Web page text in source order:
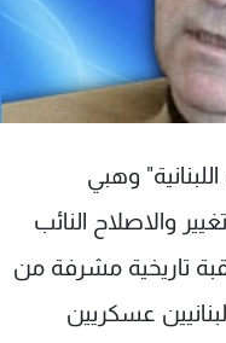
وهبي
والاصلاح النائب
تاريخية مشرفة من
عسكريين